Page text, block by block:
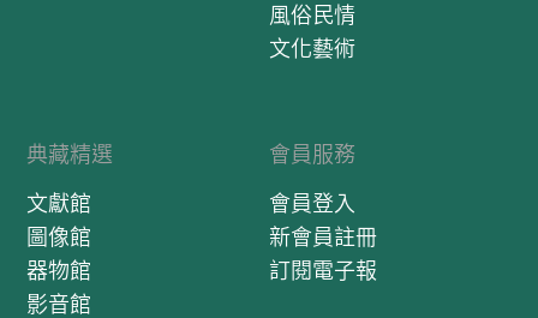
風俗民情
文化藝術
典藏精選
文獻館
圖像館
器物館
影音館
會員服務
會員登入
新會員註冊
訂閱電子報